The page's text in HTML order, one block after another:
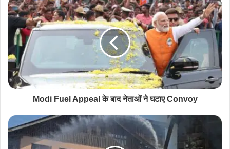
Modi Fuel Appeal के बाद नेताओं ने घटाए Convoy